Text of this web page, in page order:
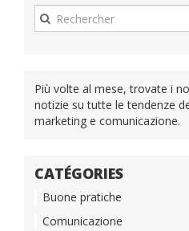
Più volte al mese, trovate i
notizie su tutte le tendenze
marketing e comunicazione.
CATÉGORIES
Buone pratiche
Comunicazione